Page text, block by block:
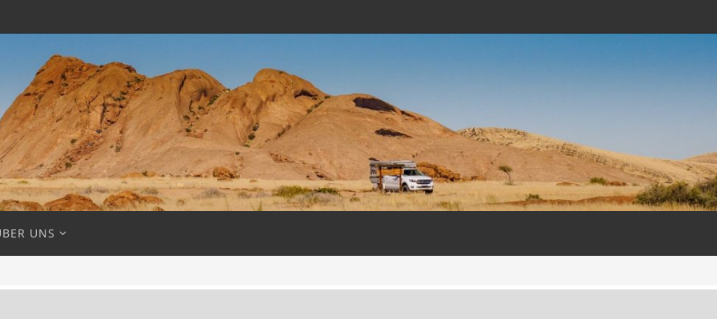
UNS